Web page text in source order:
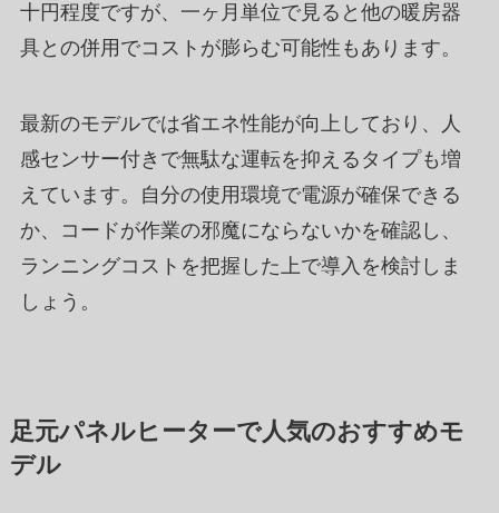
十円程度ですが、一ヶ月単位で見ると他の暖房器
具との併用でコストが膨らむ可能性もあります。
最新のモデルでは省エネ性能が向上しており、人
感センサー付きで無駄な運転を抑えるタイプも増
えています。自分の使用環境で電源が確保できる
か、コードが作業の邪魔にならないかを確認し、
ランニングコストを把握した上で導入を検討しま
しょう。
足元パネルヒーターで人気のおすすめモ
デル